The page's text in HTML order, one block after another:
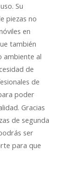
Su
piezas no
en
también
ambiente al
de
de
poder
Gracias
de segunda
ser
para que